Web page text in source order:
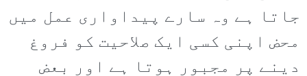
جاتا ہے وہ سارے پیداواری عمل میں
محض اپنی کسی ایک صلاحیت کو فروغ
دینے پر مجبور ہوتا ہے اور بعض